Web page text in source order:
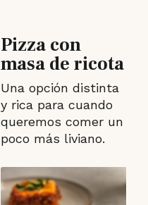
Pizza con
masa de ricota
Una opción distinta
y rica para cuando
queremos comer un
poco más liviano.